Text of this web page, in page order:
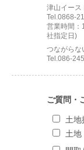
津山イース
Tel.0868-
営業時間：
社指定日)
つながらな
Tel.086-
ご質問・
土地
土地